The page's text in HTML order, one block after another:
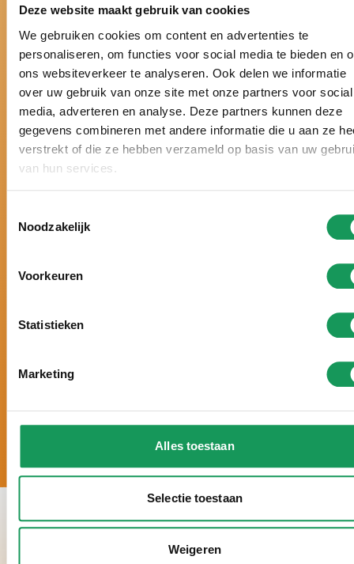
Deze website maakt gebruik van cookies
We gebruiken cookies om content en advertenties te
personaliseren, om functies voor social media te bieden en
ons websiteverkeer te analyseren. Ook delen we informatie
over uw gebruik van onze site met onze partners voor social
media, adverteren en analyse. Deze partners kunnen deze
gegevens combineren met andere informatie die u aan ze
verstrekt of die ze hebben verzameld op basis van uw
van hun services.
Noodzakelijk
Voorkeuren
Statistieken
Marketing
Alles toestaan
Selectie toestaan
Weigeren
Bei uns ist es
wirklich Urlaub!
Schon über ein halbes Jahrhundert der Ferienpark
in der Twenter Natur.
Seit vielen Jahren zum besten Ferienpark der
Award gekrönt und mit 9,8 von 10 Punkten
Urlaub nach Maß, mit
5-Sterne-Luxus. Große Häuser, moderne
Möglichkeiten.